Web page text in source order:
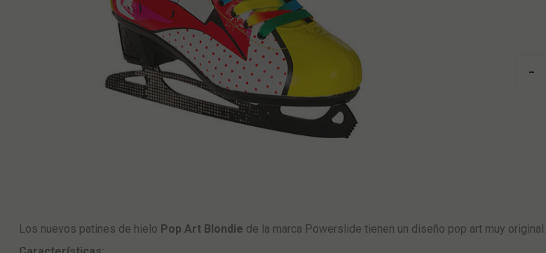
-
Los nuevos patines de hielo Pop Art Blondie de la marca Powerslide tienen un diseño pop art muy original.